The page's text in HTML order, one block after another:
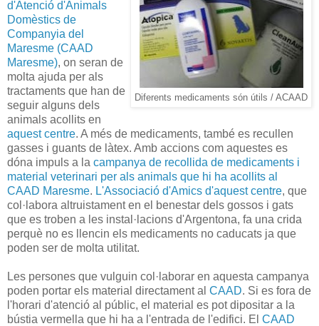
Diferents medicaments són útils / ACAAD
d'Atenció d'Animals
Domèstics de
Companyia del
Maresme (CAAD
Maresme), on seran de
molta ajuda per als
tractaments que han de
seguir alguns dels
animals acollits en
aquest centre. A més de medicaments, també es recullen
gasses i guants de làtex. Amb accions com aquestes es
dóna impuls a la campanya de recollida de medicaments i
material veterinari per als animals que hi ha acollits al
CAAD Maresme. L'Associació d'Amics d'aquest centre, que
col·labora altruistament en el benestar dels gossos i gats
que es troben a les instal·lacions d'Argentona, fa una crida
perquè no es llencin els medicaments no caducats ja que
poden ser de molta utilitat.
Les persones que vulguin col·laborar en aquesta campanya
poden portar els material directament al CAAD. Si es fora de
l'horari d'atenció al públic, el material es pot dipositar a la
bústia vermella que hi ha a l'entrada de l'edifici. El CAAD